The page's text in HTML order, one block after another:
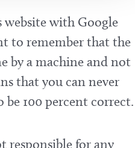
website with Google
to remember that the
by a machine and not
that you can never
100 percent correct.
responsible for any